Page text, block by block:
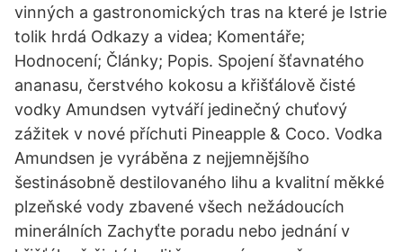
vinných a gastronomických tras na které je Istrie
tolik hrdá Odkazy a videa; Komentáře;
Hodnocení; Články; Popis. Spojení šťavnatého
ananasu, čerstvého kokosu a křišťálově čisté
vodky Amundsen vytváří jedinečný chuťový
zážitek v nové příchuti Pineapple & Coco. Vodka
Amundsen je vyráběna z nejjemnějšího
šestinásobně destilovaného lihu a kvalitní měkké
plzeňské vody zbavené všech nežádoucích
minerálních Zachyťte poradu nebo jednání v